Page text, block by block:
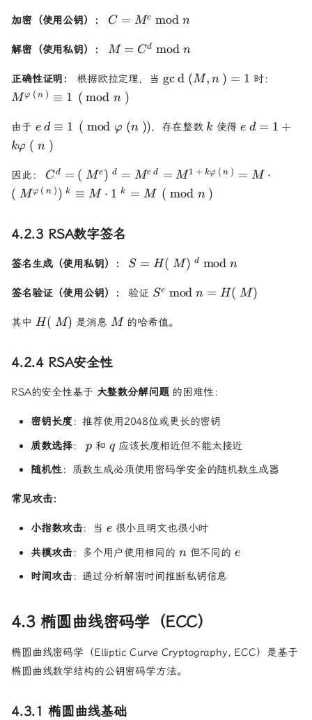
加密（使用公钥）：
C =
\bmod
C = Me mod n
解密（使用私钥）：
M =
\bmod
n
M = Cd mod n
正确性证明： 根据欧拉定理，当 \gcd(M,
gcd (M, n ) = 1 时：
Mφ (n ) ≡ 1 (mod n )
由于 ed \equiv 1
\pmod{\varphi(n)}
ed ≡ 1 ( mod φ (n ))，存在整数 k
k 使得ed = 1 +
e d = 1 +
kφ ( n )
因此： C^d = (M^e)^d =
M^{ed} =
M^{1+k\varphi(n)}
(M^{\varphi(n)})^k
= M \pmod{n}
Cd = (Me) d = Med = M 1 + kφ (n ) = M ⋅
( Mφ ( n ) )k ≡ M ⋅ 1 k = M (mod n )
4.2.3 RSA数字签名
签名生成（使用私钥）：
S =
\bmod
S = H(M) d mod n
签名验证（使用公钥）： 验证 S^e
n =
Se mod n = H(M)
其中 H(M)
H( M) 是消息 M
M的哈希值。
4.2.4 RSA安全性
RSA的安全性基于 大整数分解问题 的困难性：
密钥长度 ：推荐使用2048位或更长的密钥
质数选择：p
p 和 q
q应该长度相近但不能太接近
随机性：质数生成必须使用密码学安全的随机数生成器
常见攻击：
小指数攻击：当 e
e很小且明文也很小时
共模攻击：多个用户使用相同的 n
n但不同的 e
e
时间攻击：通过分析解密时间推断私钥信息
4.3 椭圆曲线密码学（ECC）
椭圆曲线密码学（Elliptic Curve Cryptography, ECC）是基于
椭圆曲线数学结构的公钥密码学方法。
4.3.1 椭圆曲线基础